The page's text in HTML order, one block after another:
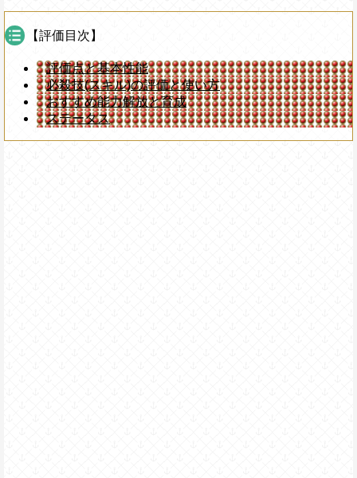
【評価目次】
評価点と基本性能
必殺技(スキル)の評価と使い方
おすすめ能力解放と育成
ステータス